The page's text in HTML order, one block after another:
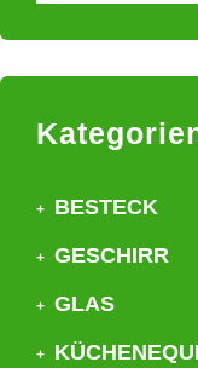
BESTECK
GESCHIRR
GLAS